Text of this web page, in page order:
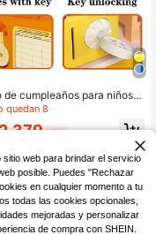
de cumpleaños para niños d
de infantes, gabinetes de al
con contraseña, caj
ATM para niños, alcan
oso de peluche/astronauta/p
animados, caja de al
de monedas y billet
decorativa (este produc
función, no tiene fuente
se muestra en la p
detalles)
quedan 8
-2%
web para brindar el servicio
posible. Puedes "Rechazar
en cualquier momento a tu
todas las cookies opcionales,
mejoradas y personalizar
de compra con SHEIN.